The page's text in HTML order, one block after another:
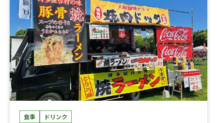
ル、ローストポーク丼、ローストビーフ丼、スラッシュア
イス、カクテル、サワー、冷え冷えパイン串、牛串、牛タ
ン、豚串、ソフトドリンクorアルコール、弁当、肉弁当３
種、ドリンク、2ndドリンク、モヒート、キューバリブ
レ、フリフリポテト、BBQサンド、照り焼きチキン丼、日
替わりランチBOX、コンポーサンド、チーズたっぷりロー
ディットポテト、照り焼きチキンサンド、BLTサンド、自
家製ミートソースのローディッドポテト、キューバサンド
食事 ドリンク